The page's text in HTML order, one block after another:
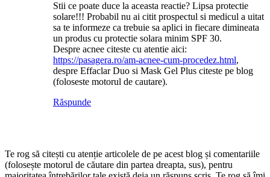
Stii ce poate duce la aceasta reactie? Lipsa protectie
solare!!! Probabil nu ai citit prospectul si medicul a uitat
sa te informeze ca trebuie sa aplici in fiecare dimineata
un produs cu protectie solara minim SPF 30.
Despre acnee citeste cu atentie aici:
https://pasagera.ro/am-acnee-cum-procedez.html,
despre Effaclar Duo si Mask Gel Plus citeste pe blog
(foloseste motorul de cautare).
Răspunde
Te rog să citești cu atenție articolele de pe acest blog și comentariile
(folosește motorul de căutare din partea dreapta, sus), pentru